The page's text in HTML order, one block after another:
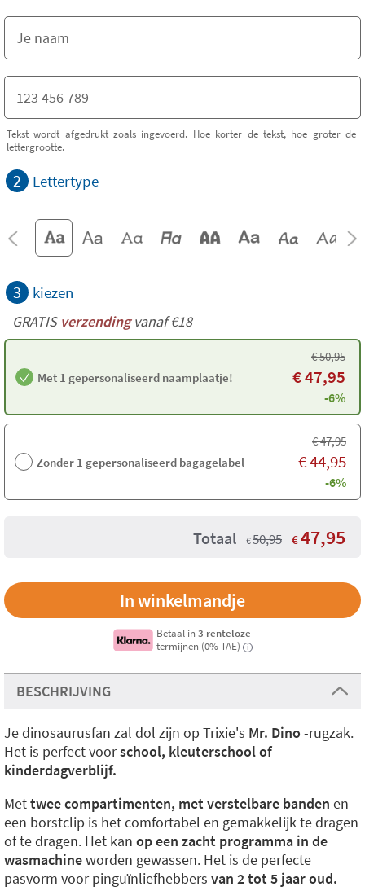
Tekst wordt afgedrukt zoals ingevoerd. Hoe korter de tekst, hoe groter de
lettergrootte.
2 Lettertype
3 kiezen
GRATISverzendingvanaf €18
Met 1 gepersonaliseerd naamplaatje!
€50,95
€47,95
-6%
Zonder 1 gepersonaliseerd bagagelabel
€47,95
€44,95
-6%
Totaal €50,95 €47,95
Betaal in3 renteloze
termijnen (0% TAE)
i
BESCHRIJVING
Je dinosaurusfan zal dol zijn op Trixie's Mr. Dino-rugzak.
Het is perfect voorschool, kleuterschool of
kinderdagverblijf.
Mettwee compartimenten, met verstelbare banden en
een borstclip is het comfortabel en gemakkelijk te dragen
of te dragen. Het kan op een zacht programma in de
wasmachineworden gewassen. Het is de perfecte
pasvorm voor pinguïnliefhebbers van 2 tot 5 jaar oud.